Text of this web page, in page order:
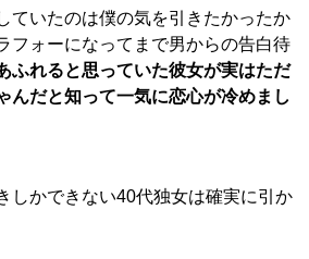
ていたのは僕の気を引きたかったか
フォーになってまで男からの告白待
ふれると思っていた彼女が実はただ
んだと知って一気に恋心が冷めまし
しかできない40代独女は確実に引か